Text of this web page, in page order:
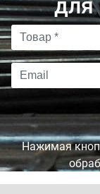
для
Нажимая